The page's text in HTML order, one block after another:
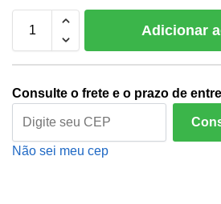
Adicionar
Consulte o frete e o prazo de
Não sei meu cep